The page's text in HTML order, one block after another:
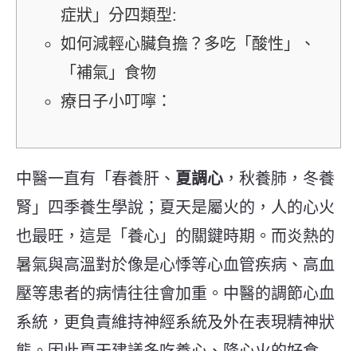
症狀」分四類型:
如何減輕心臟負擔？多吃「酸性」、
「補氣」食物
療日子小叮嚀：
中醫一直有「春養肝、 夏調心 ，秋養肺，冬養
腎」四季養生學說；夏天是屬火的，人的心火
也最旺，這是 「 養心 」 的關鍵時期。而炎熱的
暑氣與高溫對於像是心悸等心血管疾病 、高血
壓等患者的病情往往會加重。中醫的調節心血
系統，更負責維持神經系統及外在表現精神狀